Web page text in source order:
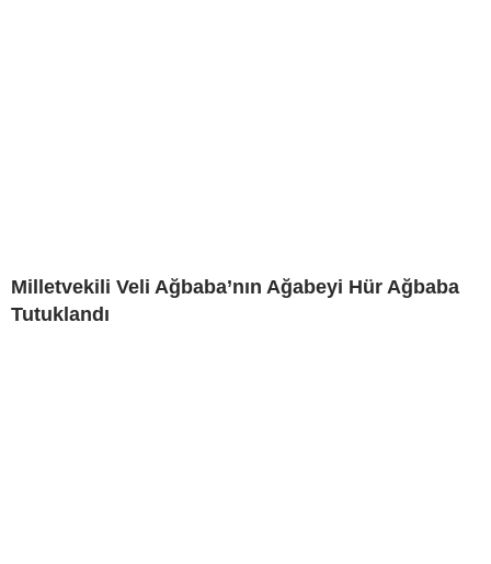
Milletvekili Veli Ağbaba’nın Ağabeyi Hür Ağbaba
Tutuklandı